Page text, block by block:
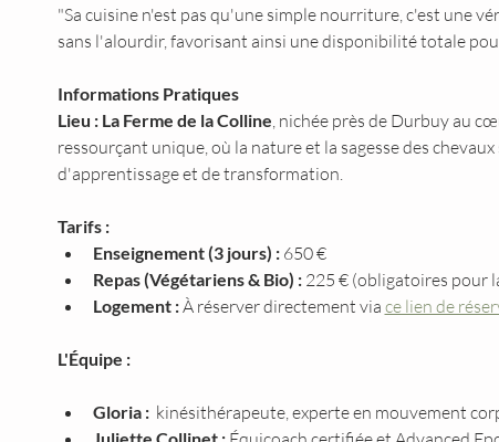
"Sa cuisine n'est pas qu'une simple nourriture, c'est une
sans l'alourdir, favorisant ainsi une disponibilité totale
Informations Pratiques
Lieu : La Ferme de la Colline, nichée près de Durbuy au
ressourçant unique, où la nature et la sagesse des
d'apprentissage et de transformation.
Tarifs :
Enseignement (3 jours) : 650 €
Repas (Végétariens & Bio) : 225 € (obligatoires pour
Logement : À réserver directement via ce lien de
L'Équipe :
Gloria : kinésithérapeute, experte en mouvement